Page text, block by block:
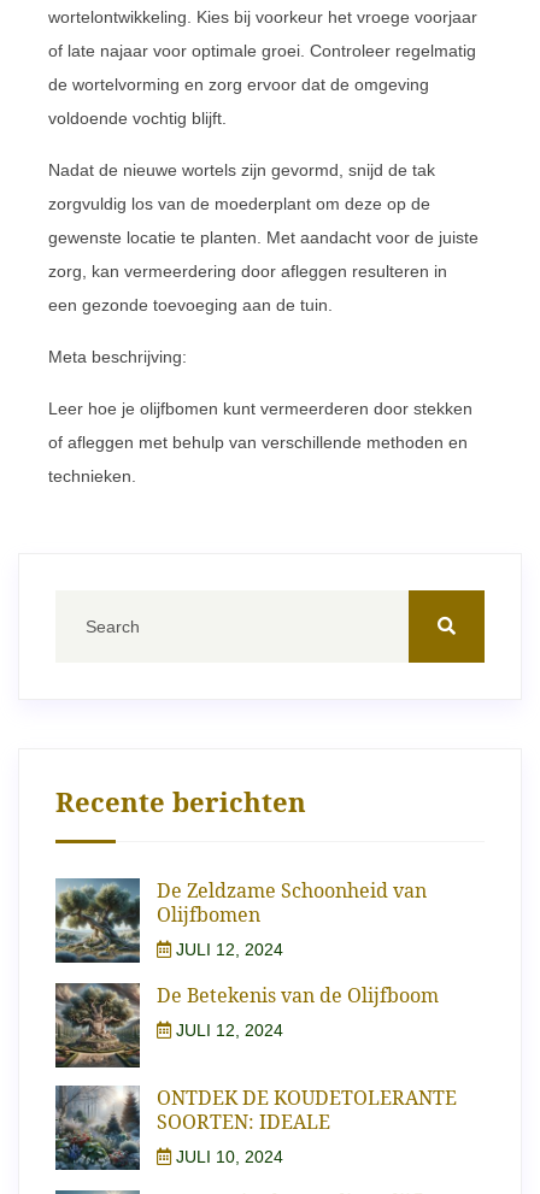
wortelontwikkeling. Kies bij voorkeur het vroege voorjaar
of late najaar voor optimale groei. Controleer regelmatig
de wortelvorming en zorg ervoor dat de omgeving
voldoende vochtig blijft.
Nadat de nieuwe wortels zijn gevormd, snijd de tak
zorgvuldig los van de moederplant om deze op de
gewenste locatie te planten. Met aandacht voor de juiste
zorg, kan vermeerdering door afleggen resulteren in
een gezonde toevoeging aan de tuin.
Meta beschrijving:
Leer hoe je olijfbomen kunt vermeerderen door stekken
of afleggen met behulp van verschillende methoden en
technieken.
Recente berichten
De Zeldzame Schoonheid van
Olijfbomen
JULI 12, 2024
De Betekenis van de Olijfboom
JULI 12, 2024
ONTDEK DE KOUDETOLERANTE
SOORTEN: IDEALE
JULI 10, 2024